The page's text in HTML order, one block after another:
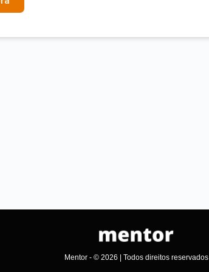
Mentor - © 2026 | Todos direitos reservados